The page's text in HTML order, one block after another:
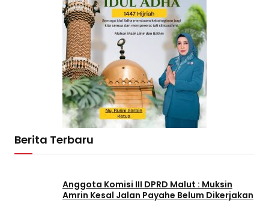
Berita Terbaru
Anggota Komisi III DPRD Malut : Muksin
Amrin Kesal Jalan Payahe Belum Dikerjakan